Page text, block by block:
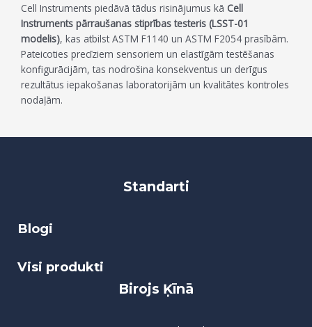
Cell Instruments piedāvā tādus risinājumus kā Cell
Instruments pārraušanas stiprības testeris (LSST-01
modelis), kas atbilst ASTM F1140 un ASTM F2054 prasībām.
Pateicoties precīziem sensoriem un elastīgām testēšanas
konfigurācijām, tas nodrošina konsekventus un derīgus
rezultātus iepakošanas laboratorijām un kvalitātes kontroles
nodaļām.
Standarti
Blogi
Visi produkti
Birojs Ķīnā